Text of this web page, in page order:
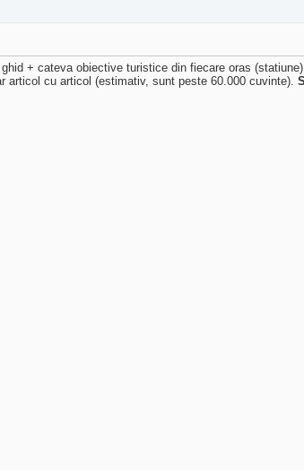
+ cateva obiective turistice din fiecare oras
cu articol (estimativ, sunt peste 60.000 cuvinte).